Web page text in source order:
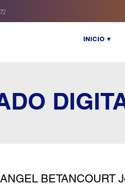
INICIO ▼
BETANCOURT